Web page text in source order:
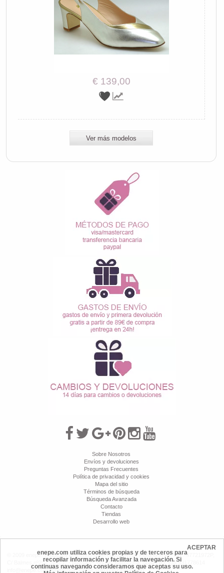
€ 139,00
Sobre Nosotros
Envíos y devoluciones
Preguntas Frecuentes
Política de privacidad y cookies
Mapa del sitio
Términos de búsqueda
Búsqueda Avanzada
Contacto
Tiendas
Desarrollo web
© 2009 enepe. Todos los derechos reservados. Neus Peña Gómez, NIF: 47721972P,
C/ Balmes nº207, piso 1º - puerta 2ª, 08006, Barcelona, Spain, tel: +34 931778614
info@enepe.com (showroom enepe sólo con cita previa)
ACEPTAR
enepe.com utiliza cookies propias y de terceros para
recopilar información y facilitar la navegación. Si
continuas navegando consideramos que aceptas su uso.